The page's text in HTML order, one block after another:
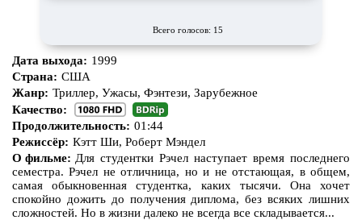
Всего голосов: 15
Дата выхода: 1999
Страна: США
Жанр: Триллер, Ужасы, Фэнтези, Зарубежное
Качество:
Продолжительность: 01:44
Режиссёр: Кэтт Ши, Роберт Мэндел
О фильме: Для студентки Рэчел наступает время последнего
семестра. Рэчел не отличница, но и не отстающая, в общем,
самая обыкновенная студентка, каких тысячи. Она хочет
спокойно дожить до получения диплома, без всяких лишних
сложностей. Но в жизни далеко не всегда все складывается...